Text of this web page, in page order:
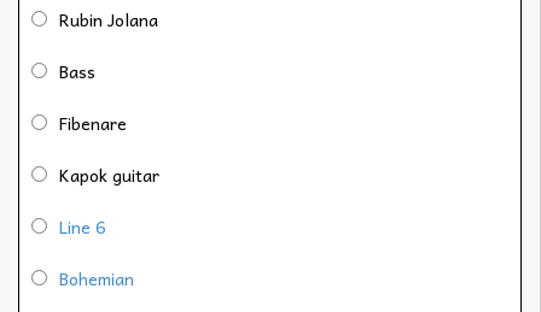
Rubin Jolana
Bass
Fibenare
Kapok guitar
Line 6
Bohemian